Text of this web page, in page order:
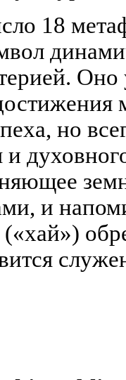
18
Оно
но
и